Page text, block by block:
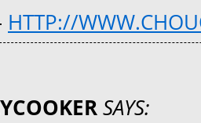
HTTP://
SAYS: